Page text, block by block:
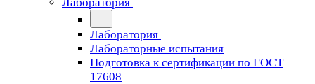
Лаборатория
Лабораторные испытания
Подготовка к сертификации по ГОСТ
17608